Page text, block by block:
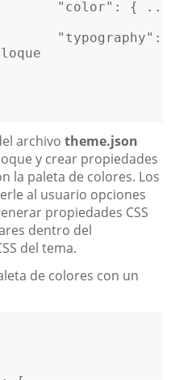
color": { ...
{ ... } //
archivo theme.json
y crear propiedades
la paleta de colores. Los
al usuario opciones
propiedades CSS
dentro del
del tema.
de colores con un